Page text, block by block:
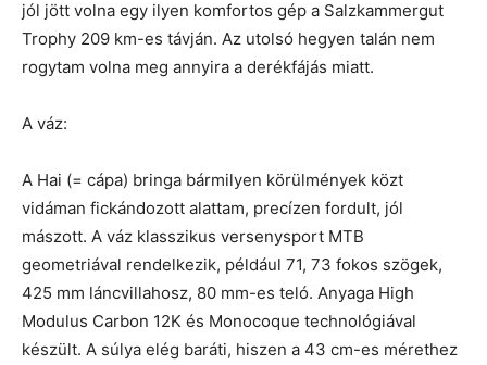
jól jött volna egy ilyen komfortos gép a Salzkammergut
Trophy 209 km-es távján. Az utolsó hegyen talán nem
rogytam volna meg annyira a derékfájás miatt.
A váz:
A Hai (= cápa) bringa bármilyen körülmények közt
vidáman fickándozott alattam, precízen fordult, jól
mászott. A váz klasszikus versenysport MTB
geometriával rendelkezik, például 71, 73 fokos szögek,
425 mm láncvillahosz, 80 mm-es teló. Anyaga High
Modulus Carbon 12K és Monocoque technológiával
készült. A súlya elég baráti, hiszen a 43 cm-es mérethez